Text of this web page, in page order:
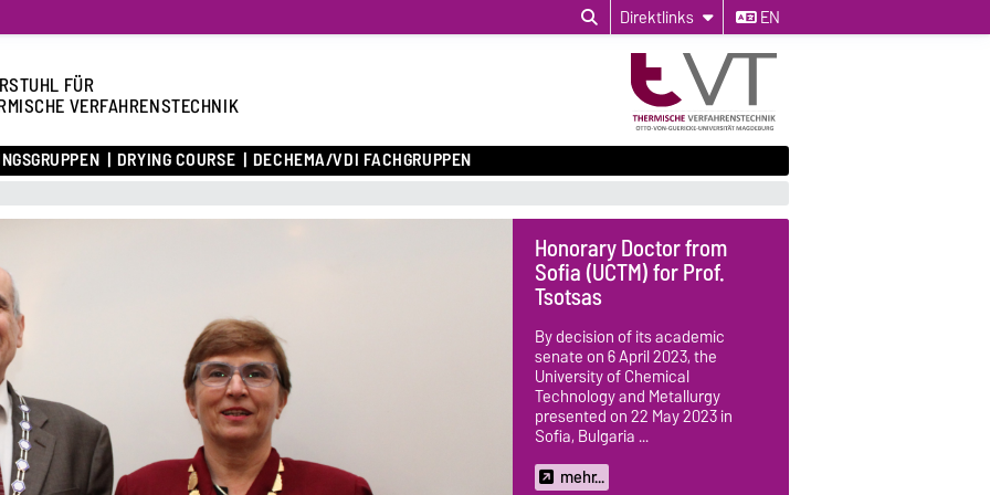
Direktlinks EN
FÜR
VERFAHRENSTECHNIK
DRYING COURSE DECHEMA/VDI FACHGRUPPEN
Honorary Doctor from
Sofia (UCTM) for Prof.
Tsotsas
By decision of its academic
senate on 6 April 2023, the
University of Chemical
Technology and Metallurgy
presented on 22 May 2023 in
Sofia, Bulgaria ...
mehr...